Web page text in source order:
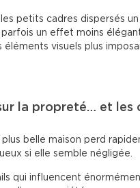
les petits cadres dispersés
un effet moins
éléments visuels plus
la propreté… et les
plus belle maison perd
si elle semble négligée.
qui influencent